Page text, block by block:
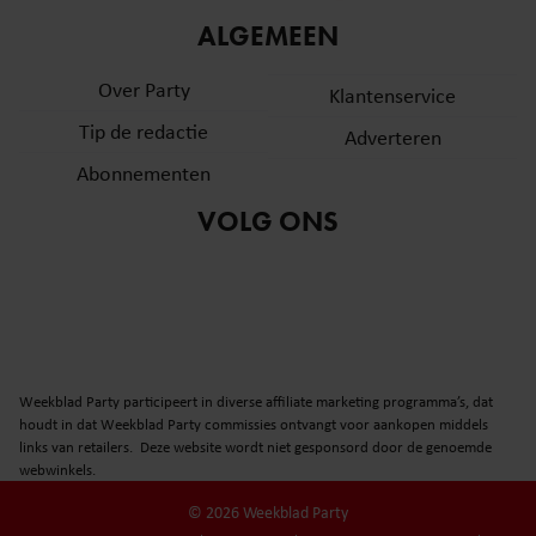
ALGEMEEN
Over Party
Tip de redactie
Abonnementen
Klantenservice
Adverteren
VOLG ONS
Weekblad Party participeert in diverse affiliate marketing programma’s, dat
houdt in dat Weekblad Party commissies ontvangt voor aankopen middels
links van retailers. Deze website wordt niet gesponsord door de genoemde
webwinkels.
© 2026 Weekblad Party